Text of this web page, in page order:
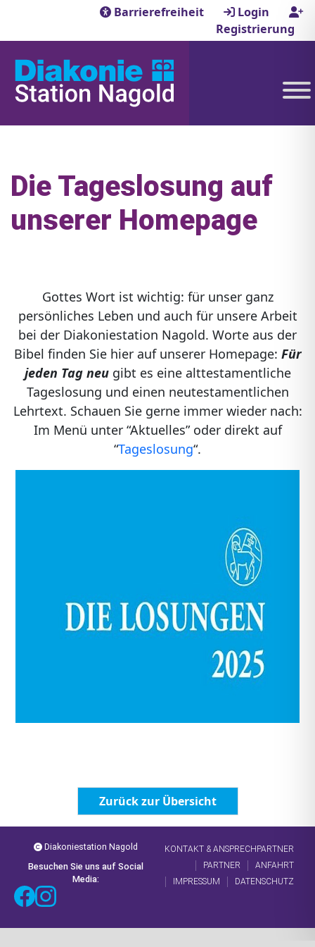
Barrierefreiheit
Login
Registrierung
Die Tageslosung auf
unserer Homepage
Gottes Wort ist wichtig: für unser ganz
persönliches Leben und auch für unsere Arbeit
bei der Diakoniestation Nagold. Worte aus der
Bibel finden Sie hier auf unserer Homepage: Für
jeden Tag neugibt es eine alttestamentliche
Tageslosung und einen neutestamentlichen
Lehrtext. Schauen Sie gerne immer wieder nach:
Im Menü unter “Aktuelles” oder direkt auf
“Tageslosung“.
Zurück zur Übersicht
Diakoniestation Nagold
Besuchen Sie uns auf Social
Media:
KONTAKT & ANSPRECHPARTNER
PARTNER
ANFAHRT
IMPRESSUM
DATENSCHUTZ